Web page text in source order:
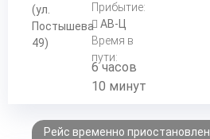
(ул.
Постышева
49)
Прибытие:
АВ-Ц
Время в
пути:
6 часов
10 минут
Рейс временно приостановлен